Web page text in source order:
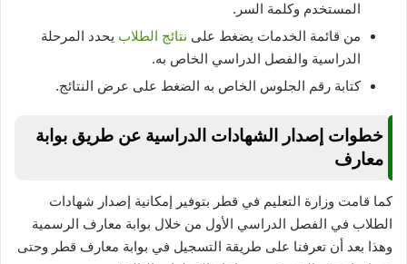
المستخدم وكلمة السر.
من قائمة الخدمات يضغط على نتائج الطلاب يحدد المرحلة
الدراسية والفصل الدراسي الخاص به.
كتابة رقم الجلوس الخاص به الضغط على عرض النتائج.
خطوات إصدار الشهادات الدراسية عن طريق بوابة
معارف
كما قامت وزارة التعليم في قطر بتوفير إمكانية إصدار شهادات
الطلاب في الفصل الدراسي الأول من خلال بوابة معارف الرسمية
وهذا بعد أن تعرفنا على طريقة التسجيل في بوابة معارف قطر وحتى